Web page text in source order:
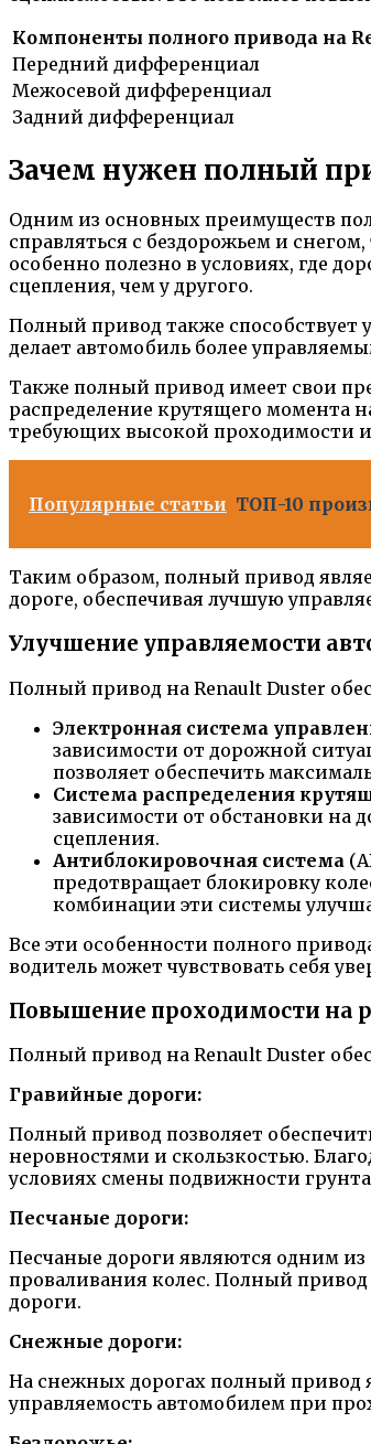
Компоненты полного привода на
Передний дифференциал
Межосевой дифференциал
Задний дифференциал
Зачем нужен полный
Одним из основных преимуществ
справляться с бездорожьем и
особенно полезно в условиях, где
сцепления, чем у другого.
Полный привод также способствует
делает автомобиль более
Также полный привод имеет свои
распределение крутящего момента
требующих высокой проходимости
Популярные статьи ТОП-10
Таким образом, полный привод
дороге, обеспечивая лучшую
Улучшение управляемости
Полный привод на Renault Duster
Электронная система
зависимости от дорожной
позволяет обеспечить
Система распределения
зависимости от обстановки на
сцепления.
Антиблокировочная система
предотвращает блокировку
комбинации эти системы
Все эти особенности полного
водитель может чувствовать себя
Повышение проходимости на
Полный привод на Renault Duster
Гравийные дороги:
Полный привод позволяет
неровностями и скользкостью.
условиях смены подвижности
Песчаные дороги:
Песчаные дороги являются одним
проваливания колес. Полный привод
дороги.
Снежные дороги:
На снежных дорогах полный привод
управляемость автомобилем при